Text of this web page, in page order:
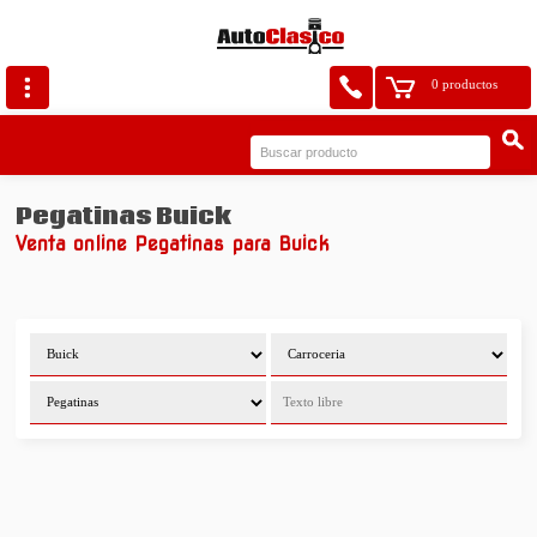
0 productos
Pegatinas Buick
Venta online Pegatinas para Buick